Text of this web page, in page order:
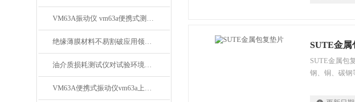
VM63A振动仪 vm63a便携式测振仪供应商
绝缘薄膜材料不易割破应用领域广泛
油介质损耗测试仪对试验环境实时进行检测
VM63A便携式振动仪vm63a上海徐吉电气
SUTE金属
SUTE金属包
钢、铜、碳钢